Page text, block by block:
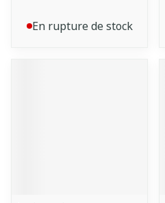
En rupture de stock